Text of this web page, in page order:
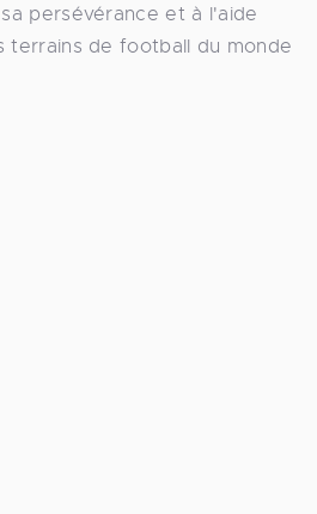
persévérance et à l'aide
terrains de football du monde